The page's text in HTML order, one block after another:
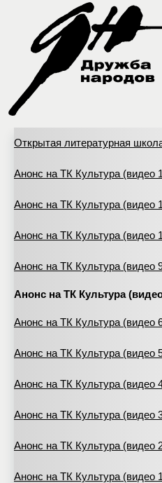
Открытая литературная
Анонс на ТК Культура (видео
Анонс на ТК Культура (видео
Анонс на ТК Культура (видео
Анонс на ТК Культура (видео
Анонс на ТК Культура
Анонс на ТК Культура (видео
Анонс на ТК Культура (видео
Анонс на ТК Культура (видео
Анонс на ТК Культура (видео
Анонс на ТК Культура (видео
Анонс на ТК Культура (видео